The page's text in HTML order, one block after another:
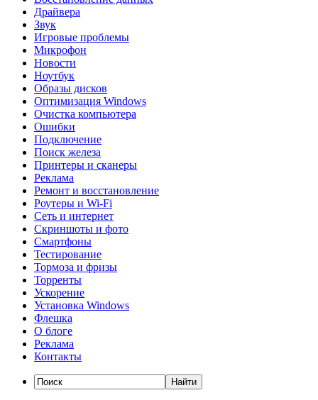
Драйвера
Звук
Игровые проблемы
Микрофон
Новости
Ноутбук
Образы дисков
Оптимизация Windows
Очистка компьютера
Ошибки
Подключение
Поиск железа
Принтеры и сканеры
Реклама
Ремонт и восстановление
Роутеры и Wi-Fi
Сеть и интернет
Скриншоты и фото
Смартфоны
Тестирование
Тормоза и фризы
Торренты
Ускорение
Установка Windows
Флешка
О блоге
Реклама
Контакты